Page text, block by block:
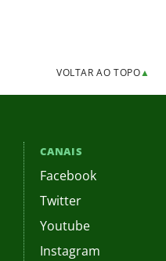
VOLTAR AO TOPO▲
CANAIS
Facebook
Twitter
Youtube
Instagram